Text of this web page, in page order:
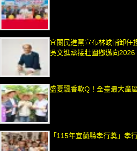
宜蘭民進黨宣布林峻輔卸
吳文進承接壯圍鄉邁向2026
盛夏飄香軟Q！全臺最大產
「115年宜蘭縣孝行獎」孝